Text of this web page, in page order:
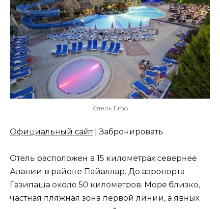
Отель Timo
Официальный сайт| Забронировать
Отель расположен в 15 километрах севернее
Алании в районе Пайаллар. До аэропорта
Газипаша около 50 километров. Море близко,
частная пляжная зона первой линии, а явных